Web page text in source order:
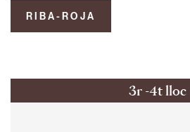
RIBA-ROJA
3r -4t lloc